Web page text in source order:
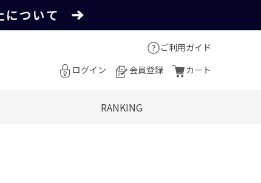
ご利用ガイド
ログイン
会員登録 カート
RANKING